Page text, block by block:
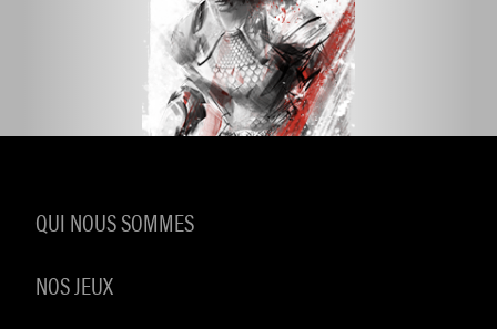
QUI NOUS SOMMES
NOS JEUX